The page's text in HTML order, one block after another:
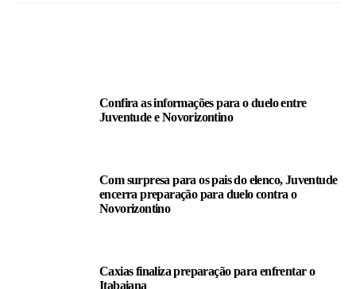
Confira as informações para o duelo entre
Juventude e Novorizontino
Com surpresa para os pais do elenco, Juventude
encerra preparação para duelo contra o
Novorizontino
Caxias finaliza preparação para enfrentar o
Itabaiana